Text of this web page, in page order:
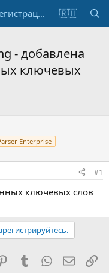
Регистрация 🇷🇺
- добавлена
ключевых
Enterprise
#1
ключевых слов
PinterestTumblr WhatsApp